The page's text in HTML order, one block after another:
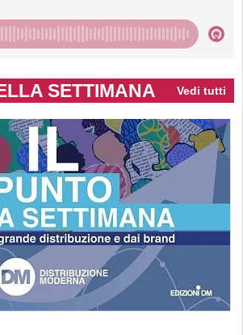
SETTIMANA Vedi tutti